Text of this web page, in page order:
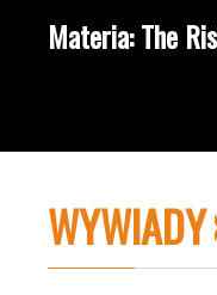
Materia: The
WYWIADY